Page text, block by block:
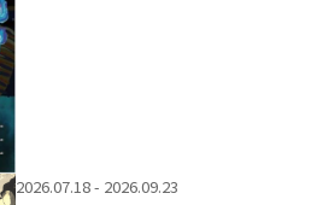
2026.07.18 - 2026.09.23